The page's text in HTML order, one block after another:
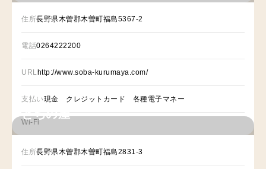
住所長野県木曽郡木曽町福島5367-2
電話0264222200
URLhttp://www.soba-kurumaya.com/
支払い現金 クレジットカード 各種電子マネー
Wi-Fi
とちの屋
住所長野県木曽郡木曽町福島2831-3